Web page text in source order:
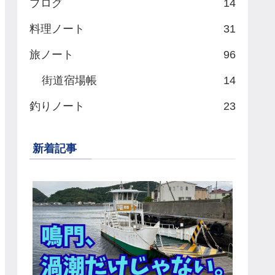
ブログ 14
料理ノート 31
旅ノート 96
街道宿場帳 14
釣りノート 23
新着記事